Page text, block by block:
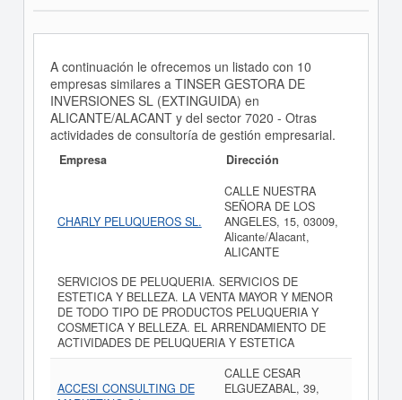
A continuación le ofrecemos un listado con 10
empresas similares a TINSER GESTORA DE
INVERSIONES SL (EXTINGUIDA) en
ALICANTE/ALACANT y del sector 7020 - Otras
actividades de consultoría de gestión empresarial.
Empresa Dirección
CHARLY PELUQUEROS SL.
CALLE NUESTRA
SEÑORA DE LOS
ANGELES, 15, 03009,
Alicante/Alacant,
ALICANTE
SERVICIOS DE PELUQUERIA. SERVICIOS DE
ESTETICA Y BELLEZA. LA VENTA MAYOR Y MENOR
DE TODO TIPO DE PRODUCTOS PELUQUERIA Y
COSMETICA Y BELLEZA. EL ARRENDAMIENTO DE
ACTIVIDADES DE PELUQUERIA Y ESTETICA
ACCESI CONSULTING DE
CALLE CESAR
ELGUEZABAL, 39,